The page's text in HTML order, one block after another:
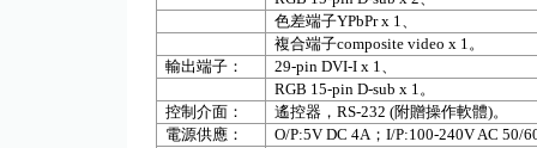
色差端子YPbPr x 1、
複合端子composite video x 1。
輸出端子：
29-pin DVI-I x 1、
RGB 15-pin D-sub x 1。
控制介面：
遙控器，RS-232 (附贈操作軟體)。
電源供應：
O/P:5V DC4A；I/P:100-240V AC 50/